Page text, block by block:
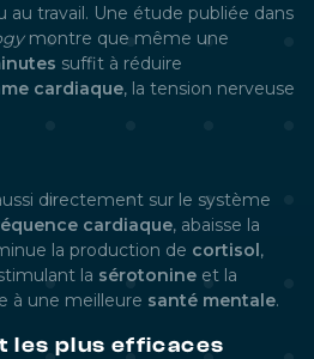
au travail. Une étude publiée dans
montre que même une
suffit à réduire
cardiaque, la tension nerveuse
directement sur le système
cardiaque, abaisse la
la production de cortisol,
la sérotonine et la
à une meilleure santé mentale.
les plus efficaces